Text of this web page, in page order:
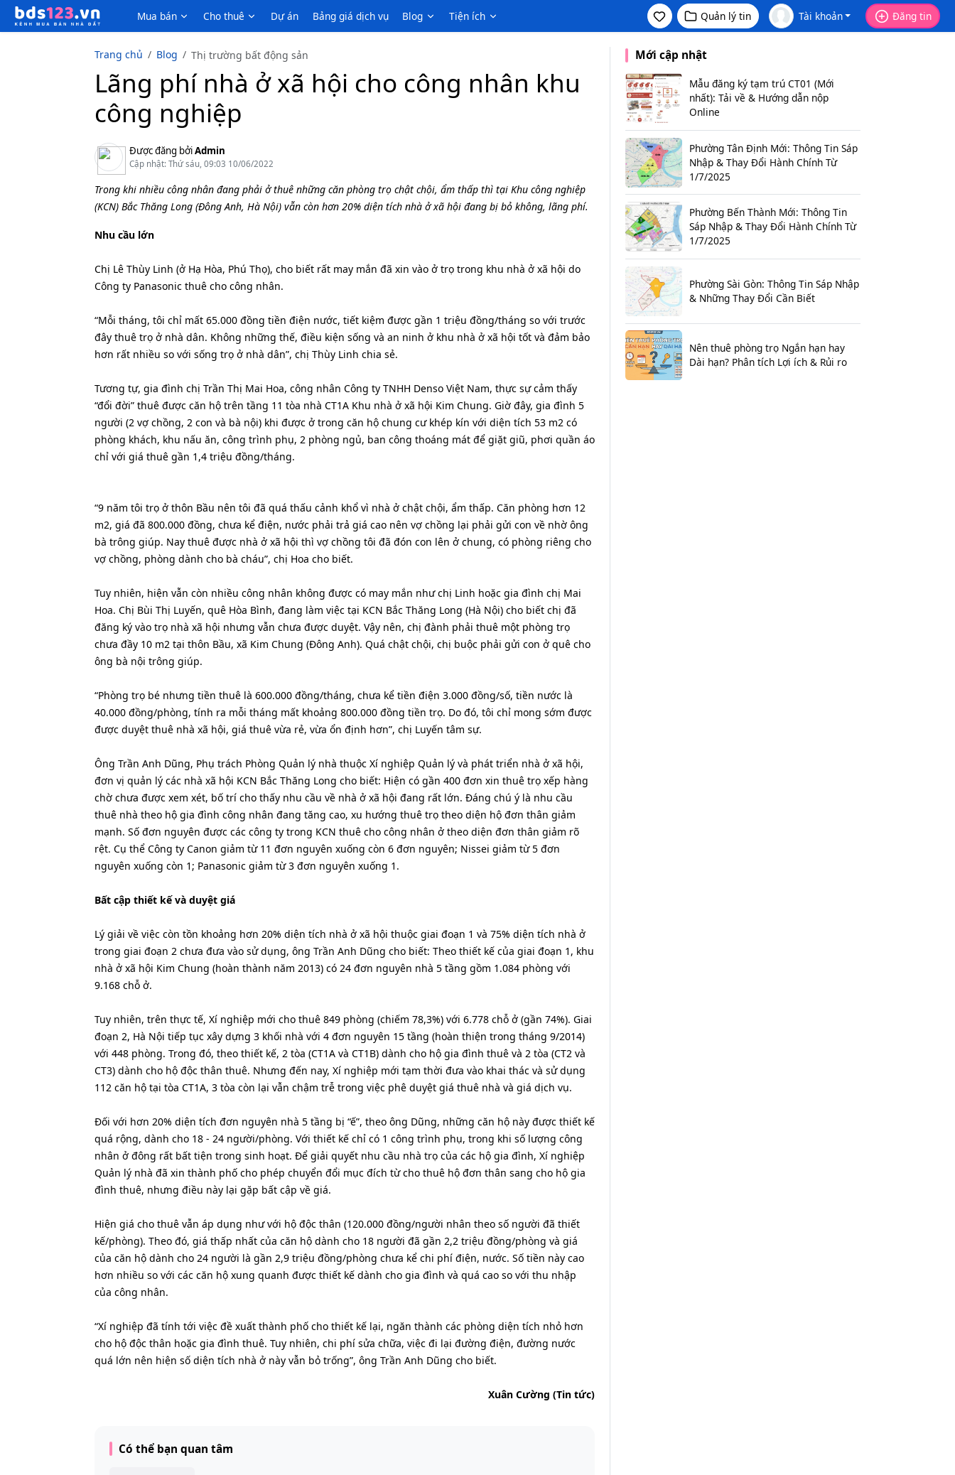
Mua bán Cho thuê Dự án Bảng giá dịch vụ Blog Tiện ích Quản lý tin Tài khoản Đăng tin
Trang chủ Blog Thị trường bất động sản
Lãng phí nhà ở xã hội cho công nhân khu
công nghiệp
Được đăng bởiAdmin
Cập nhật: Thứ sáu, 09:03 10/06/2022
Trong khi nhiều công nhân đang phải ở thuê những căn phòng trọ chật chội, ẩm thấp thì tại Khu công nghiệp
(KCN) Bắc Thăng Long (Đông Anh, Hà Nội) vẫn còn hơn 20% diện tích nhà ở xã hội đang bị bỏ không, lãng phí.
Nhu cầu lớn
Chị Lê Thùy Linh (ở Hạ Hòa, Phú Thọ), cho biết rất may mắn đã xin vào ở trọ trong khu nhà ở xã hội do
Công ty Panasonic thuê cho công nhân.
“Mỗi tháng, tôi chỉ mất 65.000 đồng tiền điện nước, tiết kiệm được gần 1 triệu đồng/tháng so với trước
đây thuê trọ ở nhà dân. Không những thế, điều kiện sống và an ninh ở khu nhà ở xã hội tốt và đảm bảo
hơn rất nhiều so với sống trọ ở nhà dân”, chị Thùy Linh chia sẻ.
Tương tự, gia đình chị Trần Thị Mai Hoa, công nhân Công ty TNHH Denso Việt Nam, thực sự cảm thấy
“đổi đời” thuê được căn hộ trên tầng 11 tòa nhà CT1A Khu nhà ở xã hội Kim Chung. Giờ đây, gia đình 5
người (2 vợ chồng, 2 con và bà nội) khi được ở trong căn hộ chung cư khép kín với diện tích 53 m2 có
phòng khách, khu nấu ăn, công trình phụ, 2 phòng ngủ, ban công thoáng mát để giặt giũ, phơi quần áo
chỉ với giá thuê gần 1,4 triệu đồng/tháng.
“9 năm tôi trọ ở thôn Bầu nên tôi đã quá thấu cảnh khổ vì nhà ở chật chội, ẩm thấp. Căn phòng hơn 12
m2, giá đã 800.000 đồng, chưa kể điện, nước phải trả giá cao nên vợ chồng lại phải gửi con về nhờ ông
bà trông giúp. Nay thuê được nhà ở xã hội thì vợ chồng tôi đã đón con lên ở chung, có phòng riêng cho
vợ chồng, phòng dành cho bà cháu”, chị Hoa cho biết.
Tuy nhiên, hiện vẫn còn nhiều công nhân không được có may mắn như chị Linh hoặc gia đình chị Mai
Hoa. Chị Bùi Thị Luyến, quê Hòa Bình, đang làm việc tại KCN Bắc Thăng Long (Hà Nội) cho biết chị đã
đăng ký vào trọ nhà xã hội nhưng vẫn chưa được duyệt. Vậy nên, chị đành phải thuê một phòng trọ
chưa đầy 10 m2 tại thôn Bầu, xã Kim Chung (Đông Anh). Quá chật chội, chị buộc phải gửi con ở quê cho
ông bà nội trông giúp.
“Phòng trọ bé nhưng tiền thuê là 600.000 đồng/tháng, chưa kể tiền điện 3.000 đồng/số, tiền nước là
40.000 đồng/phòng, tính ra mỗi tháng mất khoảng 800.000 đồng tiền trọ. Do đó, tôi chỉ mong sớm được
được duyệt thuê nhà xã hội, giá thuê vừa rẻ, vừa ổn định hơn”, chị Luyến tâm sự.
Ông Trần Anh Dũng, Phụ trách Phòng Quản lý nhà thuộc Xí nghiệp Quản lý và phát triển nhà ở xã hội,
đơn vị quản lý các nhà xã hội KCN Bắc Thăng Long cho biết: Hiện có gần 400 đơn xin thuê trọ xếp hàng
chờ chưa được xem xét, bố trí cho thấy nhu cầu về nhà ở xã hội đang rất lớn. Đáng chú ý là nhu cầu
thuê nhà theo hộ gia đình công nhân đang tăng cao, xu hướng thuê trọ theo diện hộ đơn thân giảm
mạnh. Số đơn nguyên được các công ty trong KCN thuê cho công nhân ở theo diện đơn thân giảm rõ
rệt. Cụ thể Công ty Canon giảm từ 11 đơn nguyên xuống còn 6 đơn nguyên; Nissei giảm từ 5 đơn
nguyên xuống còn 1; Panasonic giảm từ 3 đơn nguyên xuống 1.
Bất cập thiết kế và duyệt giá
Lý giải về việc còn tồn khoảng hơn 20% diện tích nhà ở xã hội thuộc giai đoạn 1 và 75% diện tích nhà ở
trong giai đoạn 2 chưa đưa vào sử dụng, ông Trần Anh Dũng cho biết: Theo thiết kế của giai đoạn 1, khu
nhà ở xã hội Kim Chung (hoàn thành năm 2013) có 24 đơn nguyên nhà 5 tầng gồm 1.084 phòng với
9.168 chỗ ở.
Tuy nhiên, trên thực tế, Xí nghiệp mới cho thuê 849 phòng (chiếm 78,3%) với 6.778 chỗ ở (gần 74%). Giai
đoạn 2, Hà Nội tiếp tục xây dựng 3 khối nhà với 4 đơn nguyên 15 tầng (hoàn thiện trong tháng 9/2014)
với 448 phòng. Trong đó, theo thiết kế, 2 tòa (CT1A và CT1B) dành cho hộ gia đình thuê và 2 tòa (CT2 và
CT3) dành cho hộ độc thân thuê. Nhưng đến nay, Xí nghiệp mới tạm thời đưa vào khai thác và sử dụng
112 căn hộ tại tòa CT1A, 3 tòa còn lại vẫn chậm trễ trong việc phê duyệt giá thuê nhà và giá dịch vụ.
Đối với hơn 20% diện tích đơn nguyên nhà 5 tầng bị “ế”, theo ông Dũng, những căn hộ này được thiết kế
quá rộng, dành cho 18 - 24 người/phòng. Với thiết kế chỉ có 1 công trình phụ, trong khi số lượng công
nhân ở đông rất bất tiện trong sinh hoạt. Để giải quyết nhu cầu nhà trọ của các hộ gia đình, Xí nghiệp
Quản lý nhà đã xin thành phố cho phép chuyển đổi mục đích từ cho thuê hộ đơn thân sang cho hộ gia
đình thuê, nhưng điều này lại gặp bất cập về giá.
Hiện giá cho thuê vẫn áp dụng như với hộ độc thân (120.000 đồng/người nhân theo số người đã thiết
kế/phòng). Theo đó, giá thấp nhất của căn hộ dành cho 18 người đã gần 2,2 triệu đồng/phòng và giá
của căn hộ dành cho 24 người là gần 2,9 triệu đồng/phòng chưa kể chi phí điện, nước. Số tiền này cao
hơn nhiều so với các căn hộ xung quanh được thiết kế dành cho gia đình và quá cao so với thu nhập
của công nhân.
“Xí nghiệp đã tính tới việc đề xuất thành phố cho thiết kế lại, ngăn thành các phòng diện tích nhỏ hơn
cho hộ độc thân hoặc gia đình thuê. Tuy nhiên, chi phí sửa chữa, việc đi lại đường điện, đường nước
quá lớn nên hiện số diện tích nhà ở này vẫn bỏ trống”, ông Trần Anh Dũng cho biết.
Xuân Cường (Tin tức)
Có thể bạn quan tâm
Mới cập nhật
Mẫu đăng ký tạm trú CT01 (Mới
nhất): Tải về & Hướng dẫn nộp
Online
Phường Tân Định Mới: Thông Tin Sáp
Nhập & Thay Đổi Hành Chính Từ
1/7/2025
Phường Bến Thành Mới: Thông Tin
Sáp Nhập & Thay Đổi Hành Chính Từ
1/7/2025
Phường Sài Gòn: Thông Tin Sáp Nhập
& Những Thay Đổi Cần Biết
Nên thuê phòng trọ Ngắn hạn hay
Dài hạn? Phân tích Lợi ích & Rủi ro